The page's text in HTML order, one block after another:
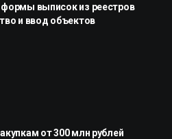
выписок из реестров
и ввод объектов
от 300 млн рублей